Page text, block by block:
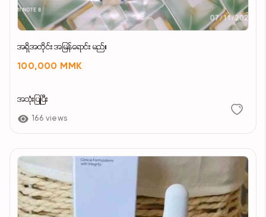
အရှိအတိုင်း အမြန်ရောင်း မည်။
100,000 MMK
အသုံးပြုပြီး
166 views